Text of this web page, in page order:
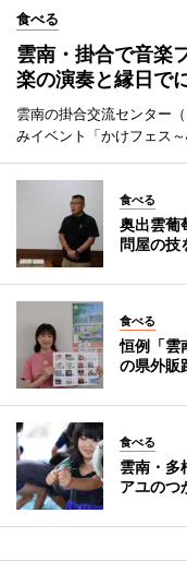
食べる
雲南・掛合で音楽
楽の演奏と縁日で
雲南の掛合交流センター
みイベント「かけフェス
食べる
奥出雲葡
問屋の技
食べる
恒例「雲
の県外販
食べる
雲南・
アユのつ